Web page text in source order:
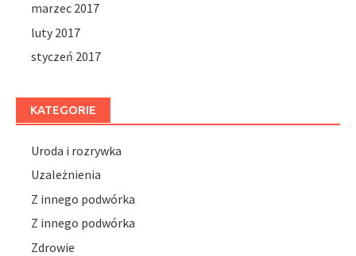
marzec 2017
luty 2017
styczeń 2017
KATEGORIE
Uroda i rozrywka
Uzależnienia
Z innego podwórka
Z innego podwórka
Zdrowie